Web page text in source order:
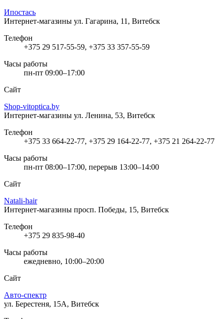
Ипостась
Интернет-магазины ул. Гагарина, 11, Витебск
Телефон
+375 29 517-55-59, +375 33 357-55-59
Часы работы
пн-пт 09:00–17:00
Сайт
Shop-vitoptica.by
Интернет-магазины ул. Ленина, 53, Витебск
Телефон
+375 33 664-22-77, +375 29 164-22-77, +375 21 264-22-77
Часы работы
пн-пт 08:00–17:00, перерыв 13:00–14:00
Сайт
Natali-hair
Интернет-магазины просп. Победы, 15, Витебск
Телефон
+375 29 835-98-40
Часы работы
ежедневно, 10:00–20:00
Сайт
Авто-спектр
ул. Берестеня, 15А, Витебск